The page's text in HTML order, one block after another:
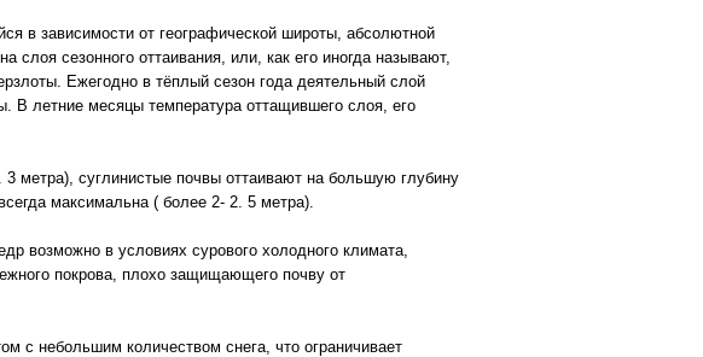
в зависимости от географической широты, абсолютной
сезонного оттаивания, или, как его иногда называют,
Ежегодно в тёплый сезон года деятельный слой
В летние месяцы температура оттащившего слоя, его
метра), суглинистые почвы оттаивают на большую глубину
максимальна ( более 2- 2. 5 метра).
возможно в условиях сурового холодного климата,
покрова, плохо защищающего почву от
с небольшим количеством снега, что ограничивает